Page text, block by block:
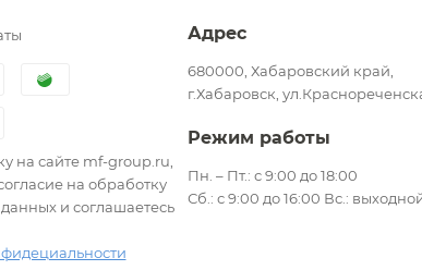
на сайте mf-group.ru,
на обработку
и соглашаетесь
Адрес
680000, Хабаровский край,
г.Хабаровск,
Режим работы
Пн. – Пт.: с 9:00 до 18:00
Сб.: с 9:00 до 16:00 Вс.: